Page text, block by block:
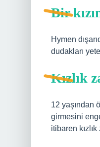
Bir
Hymen
dudakları
Kızlık
12 yaşından
girmesini
itibaren